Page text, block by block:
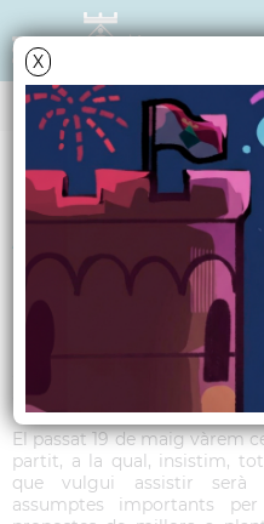
X
TRIBUNA POLÍTICA
Article PP
Benvolguts veïns i veïnes,
Des del PP de Sant Vicenç
acollida i sensacions
article publicat al mes de
El passat 19 de maig vàrem
partit, a la qual, insistim,
que vulgui assistir serà
assumptes importants